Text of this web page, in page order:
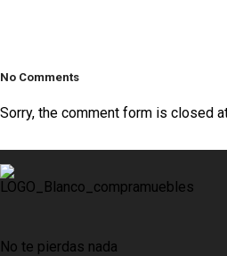
No Comments
Sorry, the comment form is closed
No te pierdas nada